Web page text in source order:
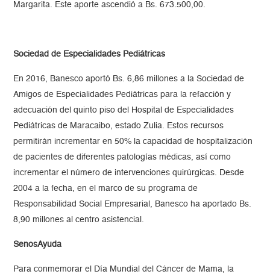
Margarita. Este aporte ascendió a Bs. 673.500,00.
Sociedad de Especialidades Pediátricas
En 2016, Banesco aportó Bs. 6,86 millones a la Sociedad de
Amigos de Especialidades Pediátricas para la refacción y
adecuación del quinto piso del Hospital de Especialidades
Pediátricas de Maracaibo, estado Zulia. Estos recursos
permitirán incrementar en 50% la capacidad de hospitalización
de pacientes de diferentes patologías médicas, así como
incrementar el número de intervenciones quirúrgicas. Desde
2004 a la fecha, en el marco de su programa de
Responsabilidad Social Empresarial, Banesco ha aportado Bs.
8,90 millones al centro asistencial.
SenosAyuda
Para conmemorar el Día Mundial del Cáncer de Mama, la